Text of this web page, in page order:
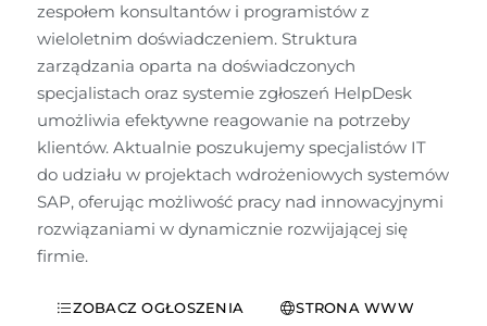
zespołem konsultantów i programistów z
wieloletnim doświadczeniem. Struktura
zarządzania oparta na doświadczonych
specjalistach oraz systemie zgłoszeń HelpDesk
umożliwia efektywne reagowanie na potrzeby
klientów. Aktualnie poszukujemy specjalistów IT
do udziału w projektach wdrożeniowych systemów
SAP, oferując możliwość pracy nad innowacyjnymi
rozwiązaniami w dynamicznie rozwijającej się
firmie.
ZOBACZ OGŁOSZENIA STRONA WWW